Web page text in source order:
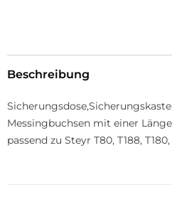
Beschreibung
Messingbuchsen mit einer
passend zu Steyr T80, T188, T180,